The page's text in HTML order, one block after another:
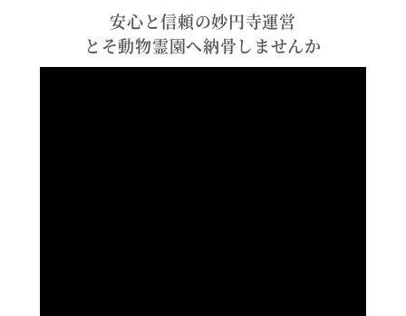
安心と信頼の妙円寺運営
とそ動物霊園へ納骨しませんか